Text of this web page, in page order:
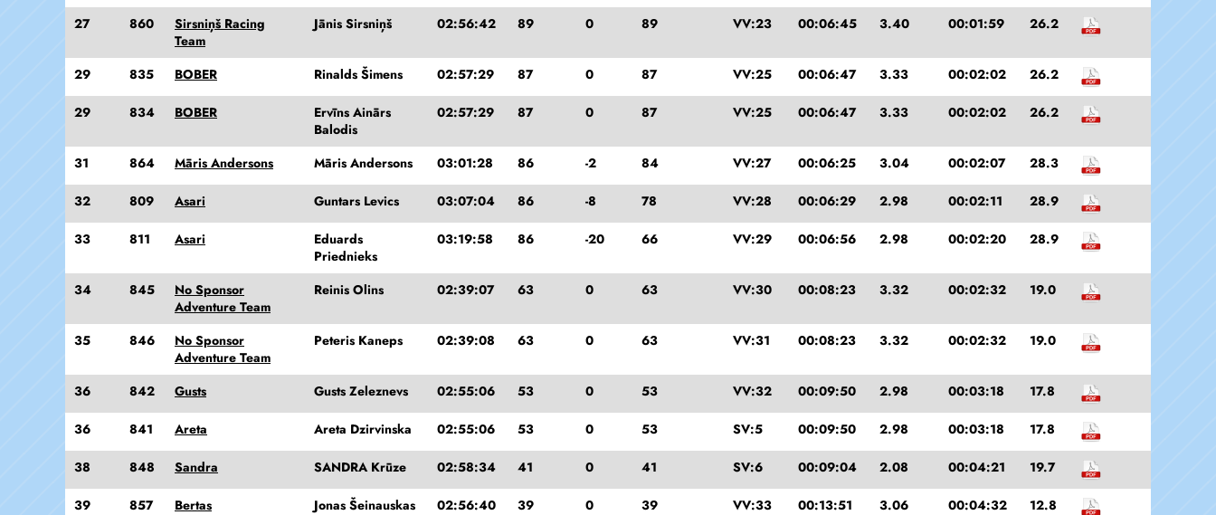
27 860
Sirsniņš Racing
Team
Jānis Sirsniņš 02:56:42 89 0 89 VV:23 00:06:45 3.40 00:01:59 26.2
29 835 BOBER Rinalds Šimens 02:57:29 87 0 87 VV:25 00:06:47 3.33 00:02:02 26.2
29 834 BOBER
Ervīns Ainārs
Balodis
02:57:29 87 0 87 VV:25 00:06:47 3.33 00:02:02 26.2
31 864 Māris Andersons Māris Andersons 03:01:28 86 -2 84 VV:27 00:06:25 3.04 00:02:07 28.3
32 809 Asari Guntars Levics 03:07:04 86 -8 78 VV:28 00:06:29 2.98 00:02:11 28.9
33 811 Asari
Eduards
Priednieks
03:19:58 86 -20 66 VV:29 00:06:56 2.98 00:02:20 28.9
34 845
No Sponsor
Adventure Team
Reinis Olins 02:39:07 63 0 63 VV:30 00:08:23 3.32 00:02:32 19.0
35 846
No Sponsor
Adventure Team
Peteris Kaneps 02:39:08 63 0 63 VV:31 00:08:23 3.32 00:02:32 19.0
36 842 Gusts Gusts Zeleznevs 02:55:06 53 0 53 VV:32 00:09:50 2.98 00:03:18 17.8
36 841 Areta Areta Dzirvinska 02:55:06 53 0 53 SV:5 00:09:50 2.98 00:03:18 17.8
38 848 Sandra SANDRA Krūze 02:58:34 41 0 41 SV:6 00:09:04 2.08 00:04:21 19.7
39 857 Bertas Jonas Šeinauskas 02:56:40 39 0 39 VV:33 00:13:51 3.06 00:04:32 12.8